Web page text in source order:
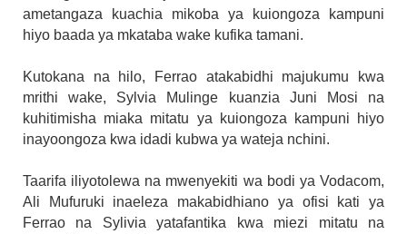
ametangaza kuachia mikoba ya kuiongoza kampuni
hiyo baada ya mkataba wake kufika tamani.
Kutokana na hilo, Ferrao atakabidhi majukumu kwa
mrithi wake, Sylvia Mulinge kuanzia Juni Mosi na
kuhitimisha miaka mitatu ya kuiongoza kampuni hiyo
inayoongoza kwa idadi kubwa ya wateja nchini.
Taarifa iliyotolewa na mwenyekiti wa bodi ya Vodacom,
Ali Mufuruki inaeleza makabidhiano ya ofisi kati ya
Ferrao na Sylivia yatafantika kwa miezi mitatu na